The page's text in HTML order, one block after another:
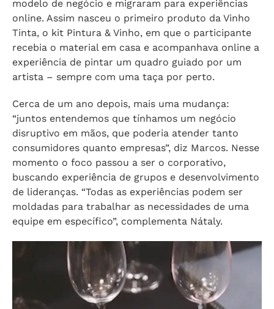
modelo de negócio e migraram para experiências
online. Assim nasceu o primeiro produto da Vinho
Tinta, o kit Pintura & Vinho, em que o participante
recebia o material em casa e acompanhava online a
experiência de pintar um quadro guiado por um
artista – sempre com uma taça por perto.
Cerca de um ano depois, mais uma mudança:
“juntos entendemos que tínhamos um negócio
disruptivo em mãos, que poderia atender tanto
consumidores quanto empresas”, diz Marcos. Nesse
momento o foco passou a ser o corporativo,
buscando experiência de grupos e desenvolvimento
de lideranças. “Todas as experiências podem ser
moldadas para trabalhar as necessidades de uma
equipe em específico”, complementa Nátaly.